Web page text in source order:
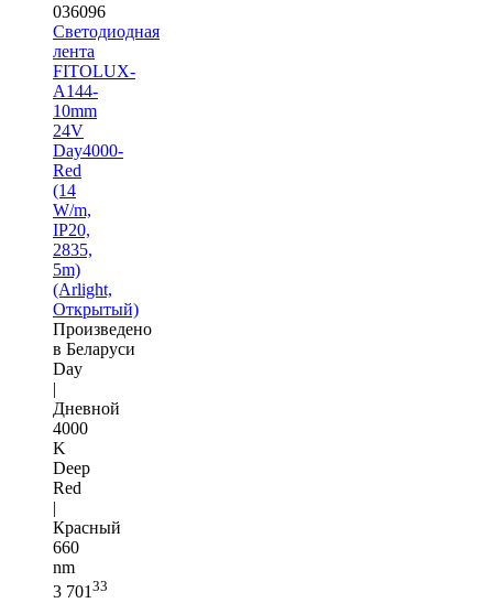
036096
Светодиодная
лента
FITOLUX-
A144-
10mm
24V
Day4000-
Red
(14
W/m,
IP20,
2835,
5m)
(Arlight,
Открытый)
Произведено
в Беларуси
Day
|
Дневной
4000
K
Deep
Red
|
Красный
660
nm
3 701 33